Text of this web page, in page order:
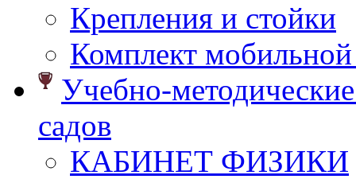
Крепления и стойки
Комплект
Учебно-
садов
КАБИНЕТ ФИЗИКИ